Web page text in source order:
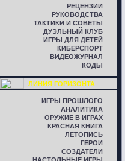
РЕЦЕНЗИИ
РУКОВОДСТВА
ТАКТИКИ И СОВЕТЫ
ДУЭЛЬНЫЙ КЛУБ
ИГРЫ ДЛЯ ДЕТЕЙ
КИБЕРСПОРТ
ВИДЕОЖУРНАЛ
КОДЫ
ЛИНИЯ ГОРИЗОНТА
ИГРЫ ПРОШЛОГО
АНАЛИТИКА
ОРУЖИЕ В ИГРАХ
КРАСНАЯ КНИГА
ЛЕТОПИСЬ
ГЕРОИ
СОЗДАТЕЛИ